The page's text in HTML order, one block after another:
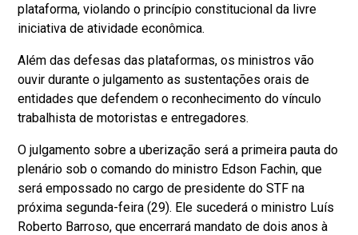
plataforma, violando o princípio constitucional da livre
iniciativa de atividade econômica.
Além das defesas das plataformas, os ministros vão
ouvir durante o julgamento as sustentações orais de
entidades que defendem o reconhecimento do vínculo
trabalhista de motoristas e entregadores.
O julgamento sobre a uberização será a primeira pauta do
plenário sob o comando do ministro Edson Fachin, que
será empossado no cargo de presidente do STF na
próxima segunda-feira (29). Ele sucederá o ministro Luís
Roberto Barroso, que encerrará mandato de dois anos à